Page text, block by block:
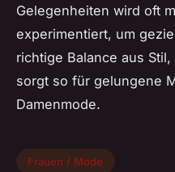
Gelegenheiten wird oft
experimentiert, um
richtige Balance aus
sorgt so für gelungene
Damenmode.
Frauen / Mode